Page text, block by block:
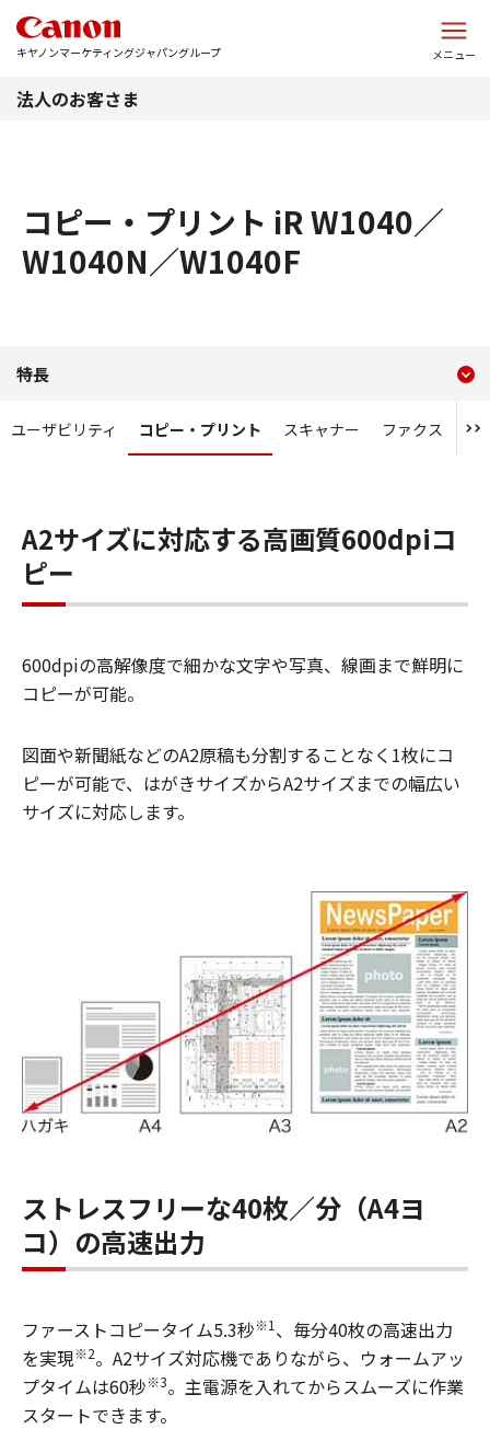
キヤノンマーケティングジャパングループ メニュー
法人のお客さま
コピー・プリント iR W1040／
W1040N／W1040F
コピー・プリント iR
特長
ユーザビリティ コピー・プリント スキャナー ファクス セ
A2サイズに対応する高画質600dpiコ
ピー
600dpiの高解像度で細かな文字や写真、線画まで鮮明に
コピーが可能。
図面や新聞紙などのA2原稿も分割することなく1枚にコ
ピーが可能で、はがきサイズからA2サイズまでの幅広い
サイズに対応します。
ストレスフリーな40枚／分（A4ヨ
コ）の高速出力
ファーストコピータイム5.3秒※1 、毎分40枚の高速出力
を実現※2。A2サイズ対応機でありながら、ウォームアッ
プタイムは60秒※3。主電源を入れてからスムーズに作業
スタートできます。